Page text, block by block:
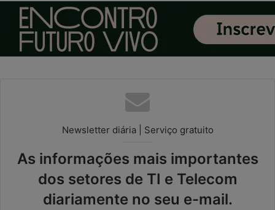
Newsletter diária | Serviço gratuito
As informações mais importantes
dos setores de TI e Telecom
diariamente no seu e-mail.